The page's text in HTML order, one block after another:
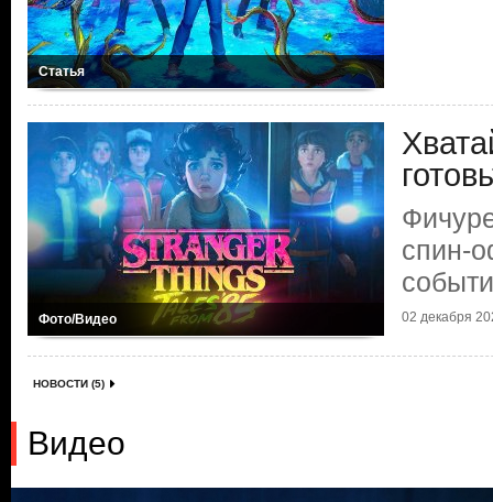
Статья
Фото/Видео
спин-
02 декабря
НОВОСТИ (5)
Видео